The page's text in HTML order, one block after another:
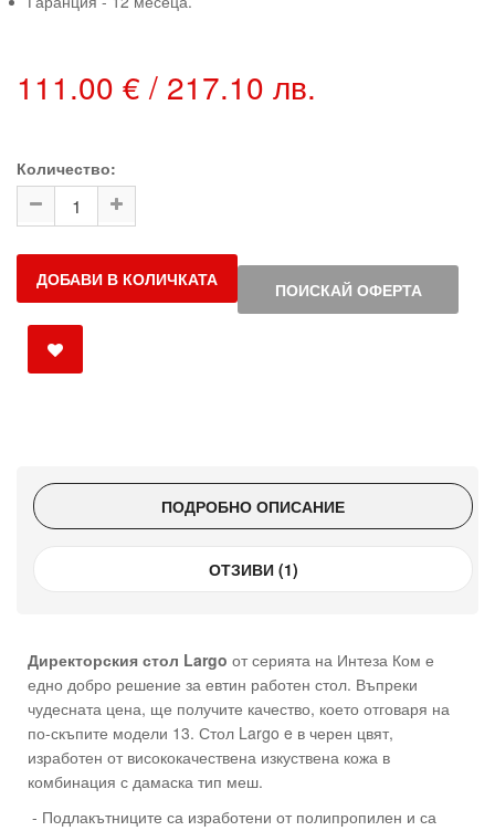
111.00 € / 217.10 лв.
Количество:
ДОБАВИ В КОЛИЧКАТА ПОИСКАЙ ОФЕРТА
ПОДРОБНО ОПИСАНИЕ
ОТЗИВИ (1)
Директорския стол Largo от серията на Интеза Ком е
едно добро решение за евтин работен стол. Въпреки
чудесната цена, ще получите качество, което отговаря на
по-скъпите модели 13. Стол Largo e в черен цвят,
изработен от висококачествена изкуствена кожа в
комбинация с дамаска тип меш.
- Подлакътниците са изработени от полипропилен и са